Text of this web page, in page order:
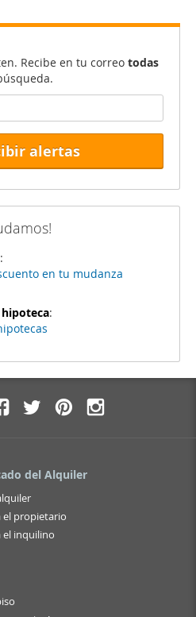
Recibe en tu correo todas
alertas
:
en tu mudanza
:
del Alquiler
el propietario
el inquilino